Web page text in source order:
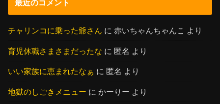
最近のコメント
チャリンコに乗った爺さん に赤いちゃんちゃんこ より
育児休職さまさまだったな に 匿名 より
いい家族に恵まれたなぁ に 匿名 より
地獄のしごきメニュー にかーりー より